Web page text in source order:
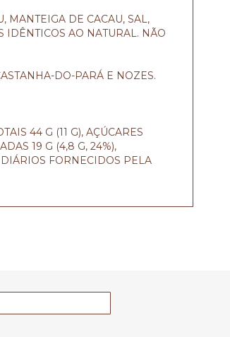
MANTEIGA DE CACAU, SAL,
IDÊNTICOS AO NATURAL. NÃO
DO-PARÁ E NOZES.
44 G (11 G), AÇÚCARES
19 G (4,8 G, 24%),
DIÁRIOS FORNECIDOS PELA